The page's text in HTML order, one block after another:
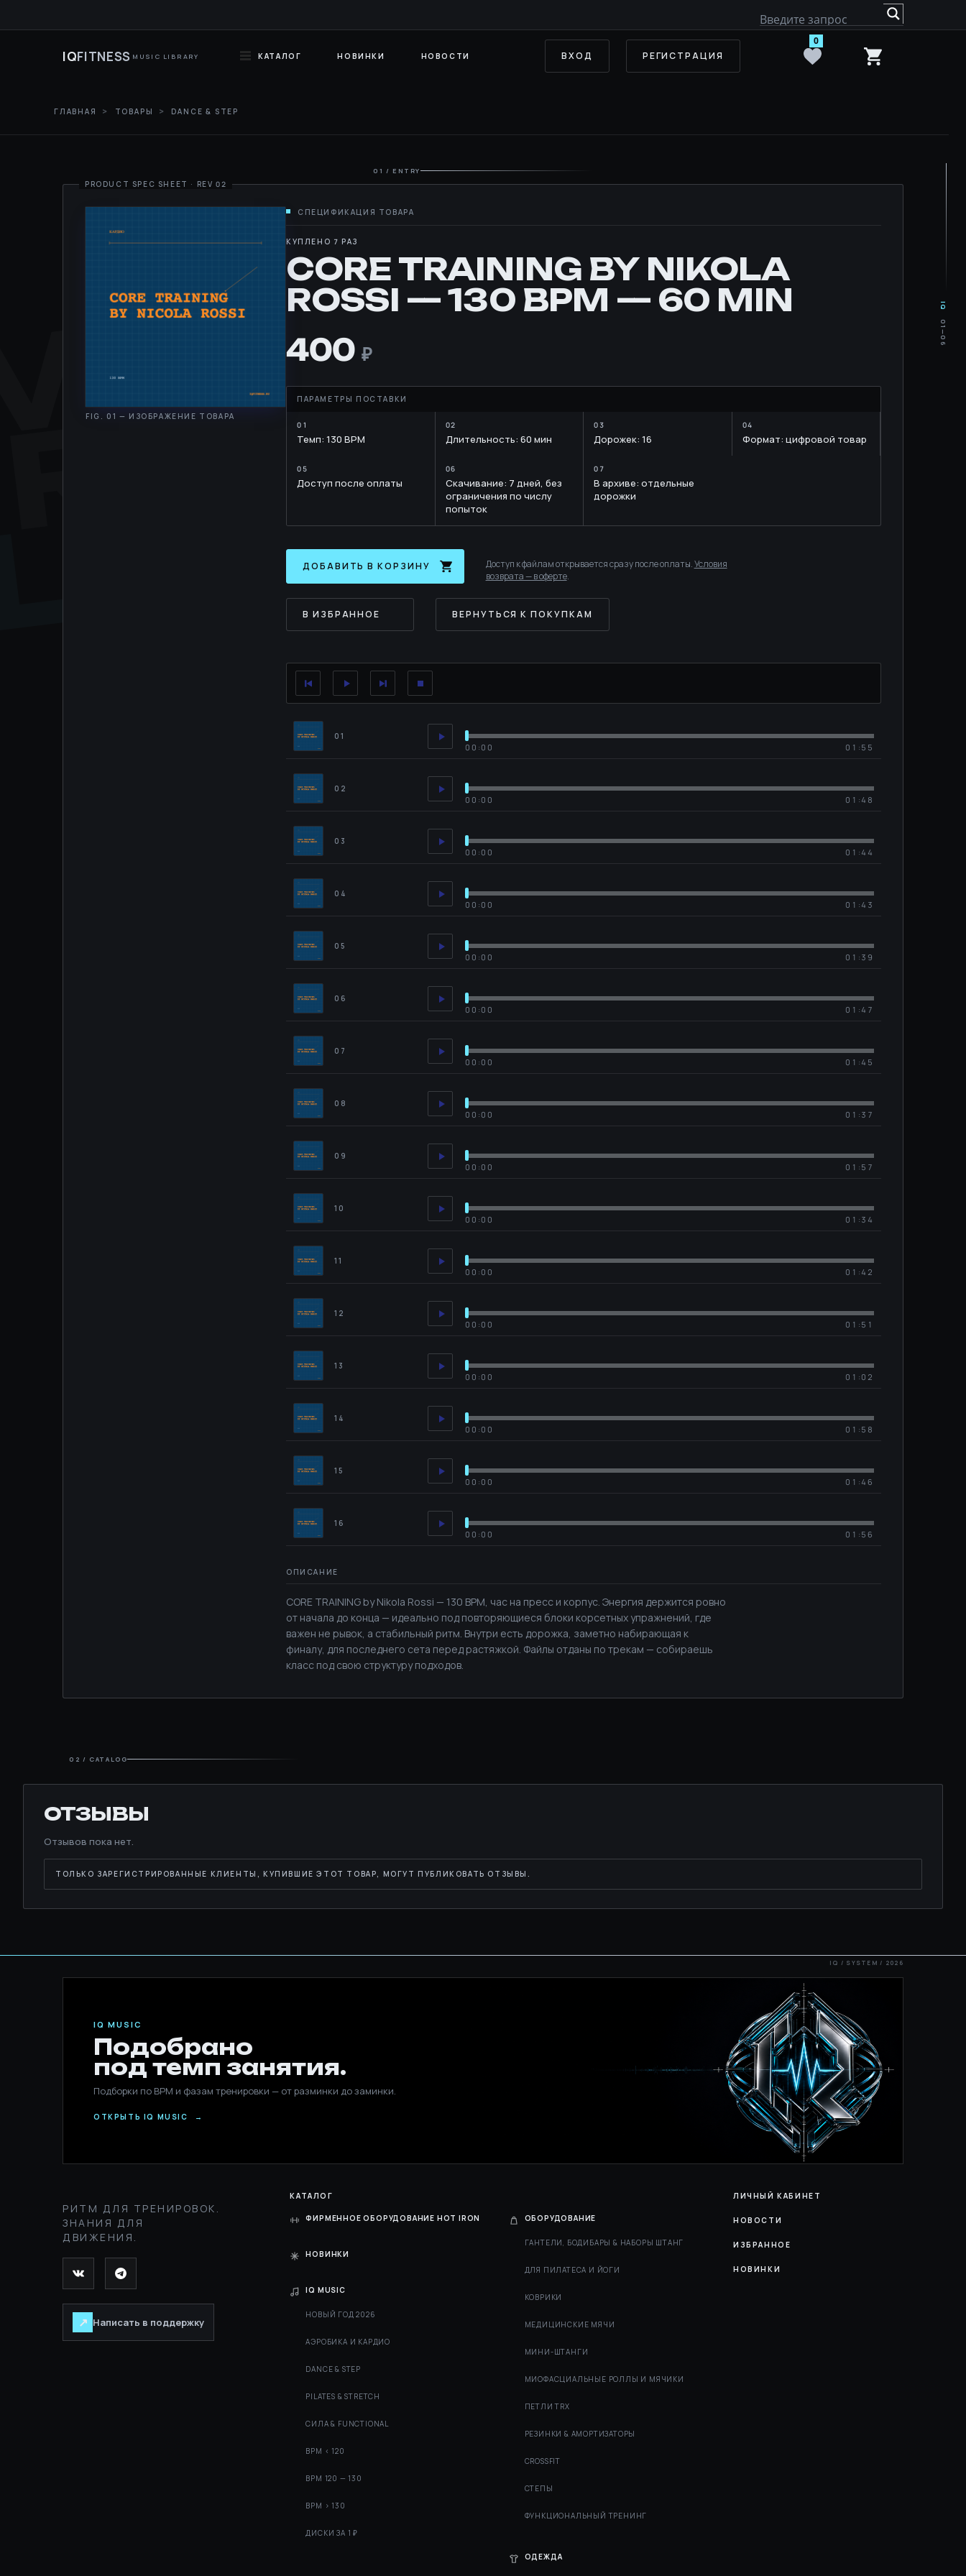
IQFITNESS MUSIC LIBRARY КАТАЛОГ НОВИНКИ НОВОСТИ ВХОД РЕГИСТРАЦИЯ
0
ГЛАВНАЯ ТОВАРЫ DANCE & STEP
01 / ENTRY
КУПЛЕНО 7 РАЗ
CORE TRAINING BY NIKOLA
ROSSI — 130 BPM — 60 MIN
400
Темп: 130 BPM Длительность: 60 мин Дорожек: 16 Формат: цифровой товар
Доступ после оплаты
Скачивание: 7 дней, без
ограничения по числу
попыток
В архиве: отдельные
дорожки
ДОБАВИТЬ В КОРЗИНУ Доступ к файлам открывается сразу после оплаты.Условия
возврата — в оферте.
В ИЗБРАННОЕ ВЕРНУТЬСЯ К ПОКУПКАМ
01
00:00 01:55
02
00:00 01:48
03
00:00 01:44
04
00:00 01:43
05
00:00 01:39
06
00:00 01:47
07
00:00 01:45
08
00:00 01:37
09
00:00 01:57
10
00:00 01:34
11
00:00 01:42
12
00:00 01:51
13
00:00 01:02
14
00:00 01:58
15
00:00 01:46
16
00:00 01:56
CORE TRAINING by Nikola Rossi — 130 BPM, час на пресс и корпус. Энергия держится ровно
от начала до конца — идеально под повторяющиеся блоки корсетных упражнений, где
важен не рывок, а стабильный ритм. Внутри есть дорожка, заметно набирающая к
финалу, для последнего сета перед растяжкой. Файлы отданы по трекам — собираешь
класс под свою структуру подходов.
02 / CATALOG
ОТЗЫВЫ
Отзывов пока нет.
ТОЛЬКО ЗАРЕГИСТРИРОВАННЫЕ КЛИЕНТЫ, КУПИВШИЕ ЭТОТ ТОВАР, МОГУТ ПУБЛИКОВАТЬ ОТЗЫВЫ.
IQ
01—06
РИТМ ДЛЯ ТРЕНИРОВОК.
ЗНАНИЯ ДЛЯ
ДВИЖЕНИЯ.
↗ Написать в поддержку
IQ MUSIC
Подобрано
под темп занятия.
Подборки по BPM и фазам тренировки — от разминки до заминки.
ОТКРЫТЬ IQ MUSIC →
КАТАЛОГ
ФИРМЕННОЕ ОБОРУДОВАНИЕ HOT IRON
НОВИНКИ
IQ MUSIC
НОВЫЙ ГОД 2026
АЭРОБИКА И КАРДИО
DANCE & STEP
PILATES & STRETCH
СИЛА & FUNCTIONAL
BPM < 120
BPM 120 — 130
BPM > 130
ДИСКИ ЗА 1 ₽
ОБОРУДОВАНИЕ
ГАНТЕЛИ, БОДИБАРЫ & НАБОРЫ ШТАНГ
ДЛЯ ПИЛАТЕСА И ЙОГИ
КОВРИКИ
МЕДИЦИНСКИЕ МЯЧИ
МИНИ-ШТАНГИ
МИОФАСЦИАЛЬНЫЕ РОЛЛЫ И МЯЧИКИ
ПЕТЛИ TRX
РЕЗИНКИ & АМОРТИЗАТОРЫ
СROSSFIT
СТЕПЫ
ФУНКЦИОНАЛЬНЫЙ ТРЕНИНГ
ОДЕЖДА
ЛИЧНЫЙ КАБИНЕТ
НОВОСТИ
ИЗБРАННОЕ
НОВИНКИ